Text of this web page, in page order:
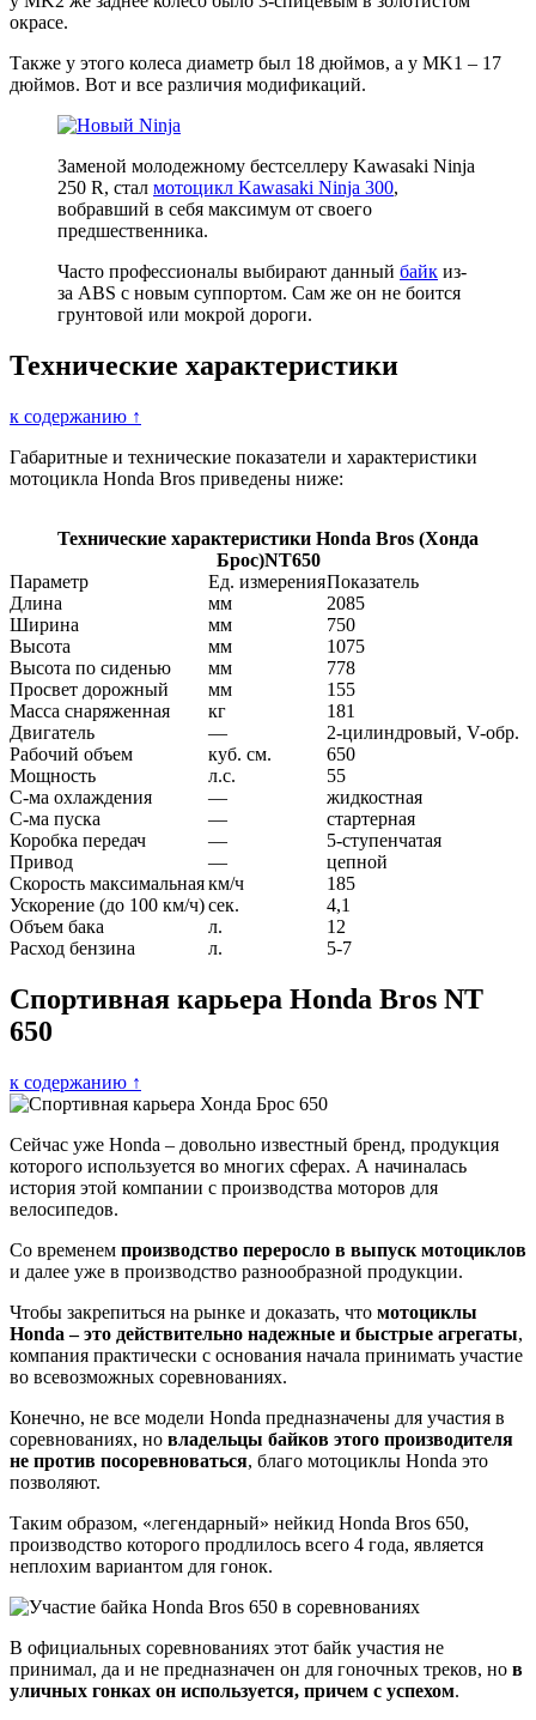
окрасе.
Также у этого колеса диаметр был 18 дюймов, а у MK1 – 17
дюймов. Вот и все различия модификаций.
Заменой молодежному бестселлеру Kawasaki Ninja
250 R, стал мотоцикл Kawasaki Ninja 300,
вобравший в себя максимум от своего
предшественника.
Часто профессионалы выбирают данный байк из-
за ABS с новым суппортом. Сам же он не боится
грунтовой или мокрой дороги.
Технические характеристики
к содержанию ↑
Габаритные и технические показатели и характеристики
мотоцикла Honda Bros приведены ниже:
Технические характеристики Honda Bros (Хонда
Брос)NT650
Параметр
Ед. измеренияПоказатель
Длина
мм
2085
Ширина
мм
750
Высота
мм
1075
Высота по сиденью
мм
778
Просвет дорожный
мм
155
Масса снаряженная
кг
181
Двигатель
—
2-цилиндровый, V-обр.
Рабочий объем
куб. см.
650
Мощность
л.с.
55
С-ма охлаждения
—
жидкостная
С-ма пуска
—
стартерная
Коробка передач
—
5-ступенчатая
Привод
—
цепной
Скорость максимальнаякм/ч
185
Ускорение (до 100 км/ч)сек.
4,1
Объем бака
л.
12
Расход бензина
л. 5-7
Спортивная карьера Honda Bros NT
650
к содержанию ↑
Сейчас уже Honda – довольно известный бренд, продукция
которого используется во многих сферах. А начиналась
история этой компании с производства моторов для
велосипедов.
Со временем производство переросло в выпуск мотоциклов
и далее уже в производство разнообразной продукции.
Чтобы закрепиться на рынке и доказать, что мотоциклы
Honda – это действительно надежные и быстрые агрегаты,
компания практически с основания начала принимать участие
во всевозможных соревнованиях.
Конечно, не все модели Honda предназначены для участия в
соревнованиях, но владельцы байков этого производителя
не против посоревноваться, благо мотоциклы Honda это
позволяют.
Таким образом, «легендарный» нейкид Honda Bros 650,
производство которого продлилось всего 4 года, является
неплохим вариантом для гонок.
В официальных соревнованиях этот байк участия не
принимал, да и не предназначен он для гоночных треков, но в
уличных гонках он используется, причем с успехом.